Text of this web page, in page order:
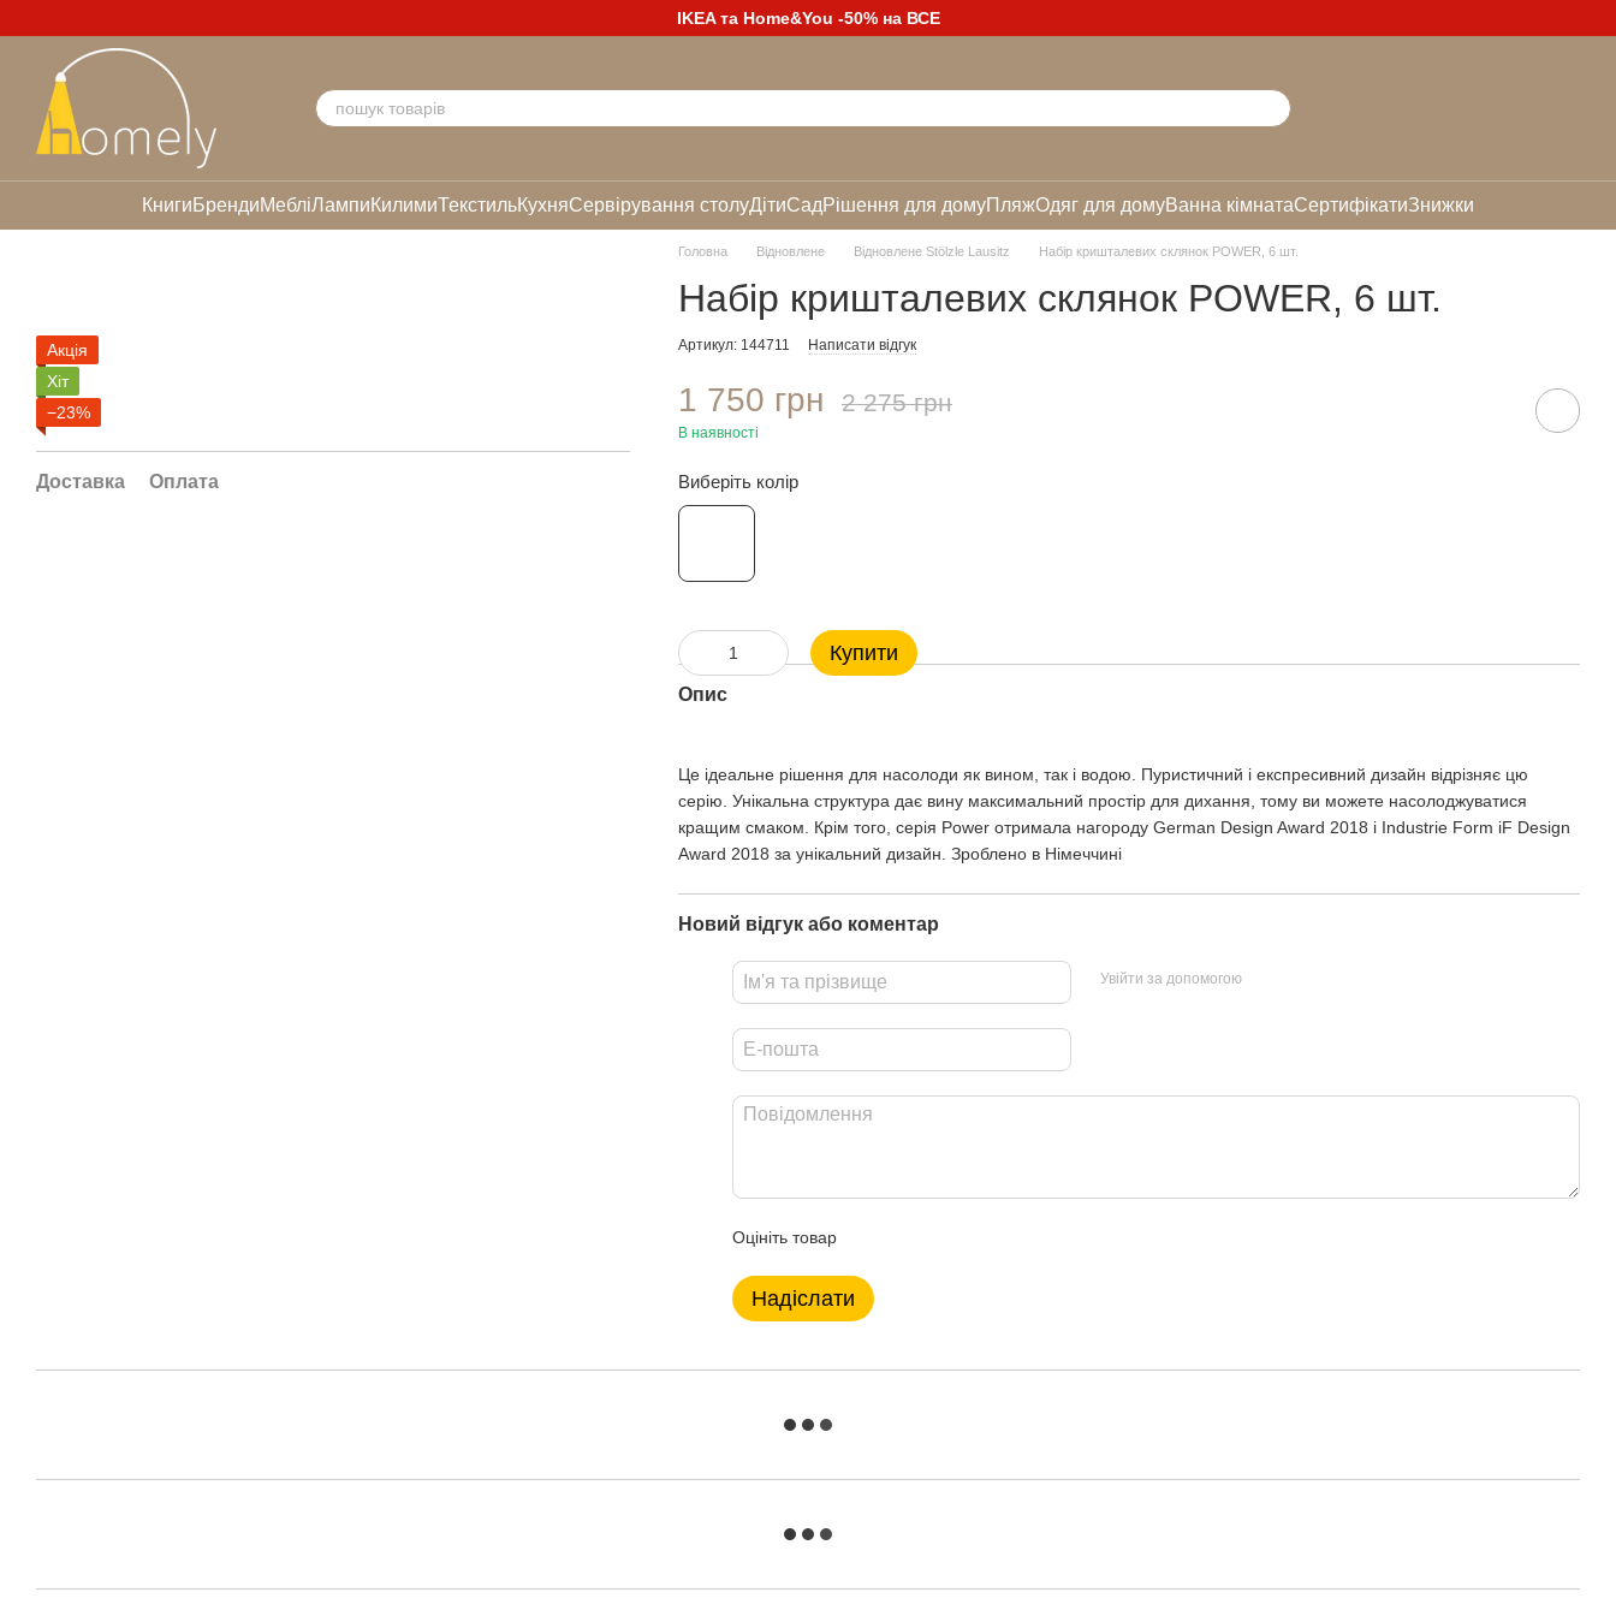
IKEA та Home&You -50% на ВСЕ
КнигиБрендиМебліЛампиКилимиТекстильКухняСервірування столуДітиСадРішення для домуПляжОдяг для домуВанна кімнатаСертифікатиЗнижки
Акція
Хіт
−23%
Доставка Оплата
Головна Відновлене Відновлене Stölzle Lausitz Набір кришталевих склянок POWER, 6 шт.
Набір кришталевих склянок POWER, 6 шт.
Артикул: 144711 Написати відгук
1 750 грн 2 275 грн
В наявності
Виберіть колір
Купити
Опис
Це ідеальне рішення для насолоди як вином, так і водою. Пуристичний і експресивний дизайн відрізняє цю
серію. Унікальна структура дає вину максимальний простір для дихання, тому ви можете насолоджуватися
кращим смаком. Крім того, серія Power отримала нагороду German Design Award 2018 і Industrie Form iF Design
Award 2018 за унікальний дизайн. Зроблено в Німеччині
Новий відгук або коментар
Увійти за допомогою
Оцініть товар
Надіслати